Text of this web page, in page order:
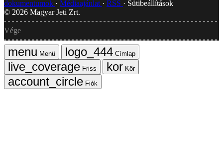
dokumentumok
Médiaajánlat RSS
Sütibeállítások
© 2026 Magyar Jeti Zrt.
Vége
Menü
Címlap
Friss
Kör
Fiók